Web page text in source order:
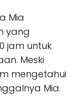
Mia
yang
jam untuk
Meski
mengetahui
Mia.